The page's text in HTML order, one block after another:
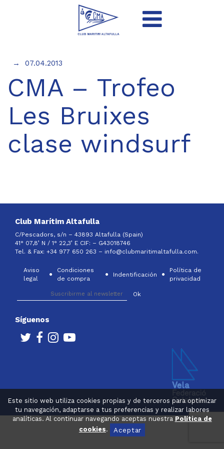
Este sitio web utiliza cookies propias y de terceros para optimizar
tu navegación, adaptarse a tus preferencias y realizar labores
analíticas. Al continuar navegando aceptas nuestra Política de
cookies. Aceptar
07.04.2013
CMA – Trofeo
Les Bruixes
clase windsurf
Club Marítim Altafulla
C/Pescadors, s/n – 43893 Altafulla (Spain)
41° 07,8’ N / 1° 22,3’ E CIF: – G43018746
Tel. & Fax: +34 977 650 263 – info@clubmaritimaltafulla.com.
Aviso
legal
Condiciones
de compra
Indentificación
Política de
privacidad
Síguenos